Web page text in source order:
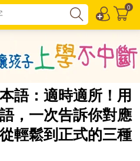
0
語：適時適所！用
，一次告訴你對應
輕鬆到正式的三種